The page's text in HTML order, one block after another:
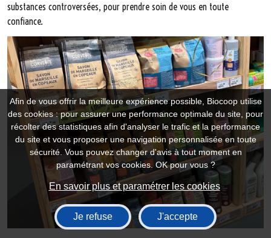
Afin de vous offrir la meilleure expérience possible, Biocoop utilise
des cookies : pour assurer une performance optimale du site, pour
récolter des statistiques afin d'analyser le trafic et la performance
du site et vous proposer une navigation personnalisée en toute
sécurité. Vous pouvez changer d'avis à tout moment en
paramétrant vos cookies. OK pour vous ?
En savoir plus et paramétrer les cookies
Je refuse J'accepte
substances controversées, pour prendre soin de vous en toute
confiance.